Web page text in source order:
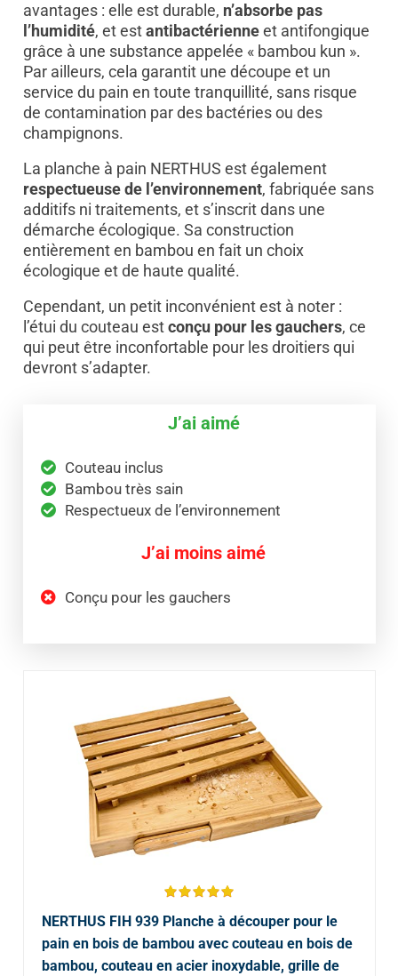
avantages : elle est durable, n’absorbe pas
l’humidité, et estantibactérienneet antifongique
grâce à une substance appelée « bambou kun ».
Par ailleurs, cela garantit une découpe et un
service du pain en toute tranquillité, sans risque
de contamination par des bactéries ou des
champignons.
La planche à pain NERTHUS est également
respectueuse de l’environnement, fabriquée sans
additifs ni traitements, et s’inscrit dans une
démarche écologique. Sa construction
entièrement en bambou en fait un choix
écologique et de haute qualité.
Cependant, un petit inconvénient est à noter :
l’étui du couteau estconçu pour les gauchers, ce
qui peut être inconfortable pour les droitiers qui
devront s’adapter.
J’ai aimé
Couteau inclus
Bambou très sain
Respectueux de l’environnement
J’ai moins aimé
Conçu pour les gauchers
NERTHUS FIH 939 Planche à découper pour le
pain en bois de bambou avec couteau en bois de
bambou, couteau en acier inoxydable, grille de